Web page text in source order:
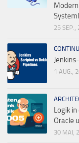
25 SEP.,
1 AUG.,
Logik
Oracle
30 MAI,